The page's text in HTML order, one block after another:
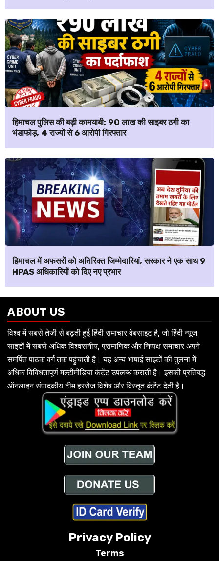
हिमाचल पुलिस की बड़ी कामयाबी: ₹90 लाख की साइबर ठगी का
भंडाफोड़, 4 राज्यों से 6 आरोपी गिरफ्तार
हिमाचल में अफसरों को अतिरिक्त जिम्मेदारियां, सरकार ने एक साथ 9
HPAS अधिकारियों को दिए नए प्रभार
ABOUT US
विश्व में सबसे तेजी से बढ़ती हुई हिंदी समाचार वेबसाइट है, जो हिंदी न्यूज
साइटों में सबसे अधिक विश्वसनीय, प्रामाणिक और निष्पक्ष समाचार अपने
समर्पित पाठक वर्ग तक पहुंचाती है। यह अन्य भाषाई साइटों की तुलना में
अधिक विविधतापूर्ण मल्टीमीडिया कंटेंट उपलब्ध कराती है। इसकी प्रतिबद्ध
ऑनलाइन संपादकीय टीम हररोज विशेष और विस्तृत कंटेंट देती है।
Privacy Policy
Terms